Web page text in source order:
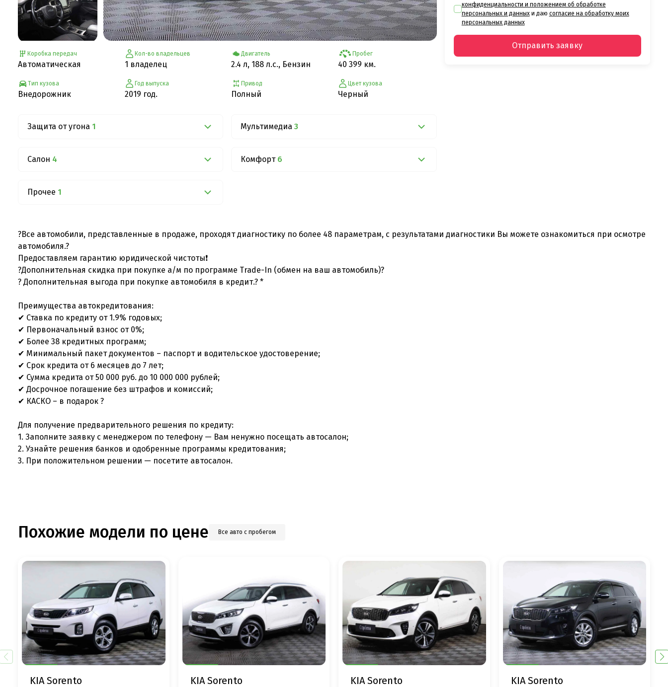
Коробка передач
Автоматическая
Тип кузова
Внедорожник
Кол-во владельцев
1 владелец
Год выпуска
2019 год.
Двигатель
2.4 л, 188 л.с., Бензин
Привод
Полный
Пробег
40 399 км.
Цвет кузова
Черный
Защита от угона 1 Мультимедиа 3
Салон 4 Комфорт 6
Прочее 1
конфиденциальности и положением об обработке
персональных и данныхи даю согласие на обработку моих
персональных данных
Отправить заявку
?Все автомобили, представленные в продаже, проходят диагностику по более 48 параметрам, с результатами диагностики Вы можете ознакомиться при осмотре
автомобиля.?
Предоставляем гарантию юридической чистоты❗
?Дополнительная скидка при покупке а/м по программе Trade-In (обмен на ваш автомобиль)?
? Дополнительная выгода при покупке автомобиля в кредит.? *
Преимущества автокредитования:
✔ Ставка по кредиту от 1.9% годовых;
✔ Первоначальный взнос от 0%;
✔ Более 38 кредитных программ;
✔ Минимальный пакет документов – паспорт и водительское удостоверение;
✔ Срок кредита от 6 месяцев до 7 лет;
✔ Сумма кредита от 50 000 руб. до 10 000 000 рублей;
✔ Досрочное погашение без штрафов и комиссий;
✔ КАСКО – в подарок ?
Для получение предварительного решения по кредиту:
1. Заполните заявку с менеджером по телефону — Вам ненужно посещать автосалон;
2. Узнайте решения банков и одобренные программы кредитования;
3. При положительном решении — посетите автосалон.
Похожие модели по цене Все авто с пробегом
KIA Sorento KIA Sorento KIA Sorento KIA Sorento